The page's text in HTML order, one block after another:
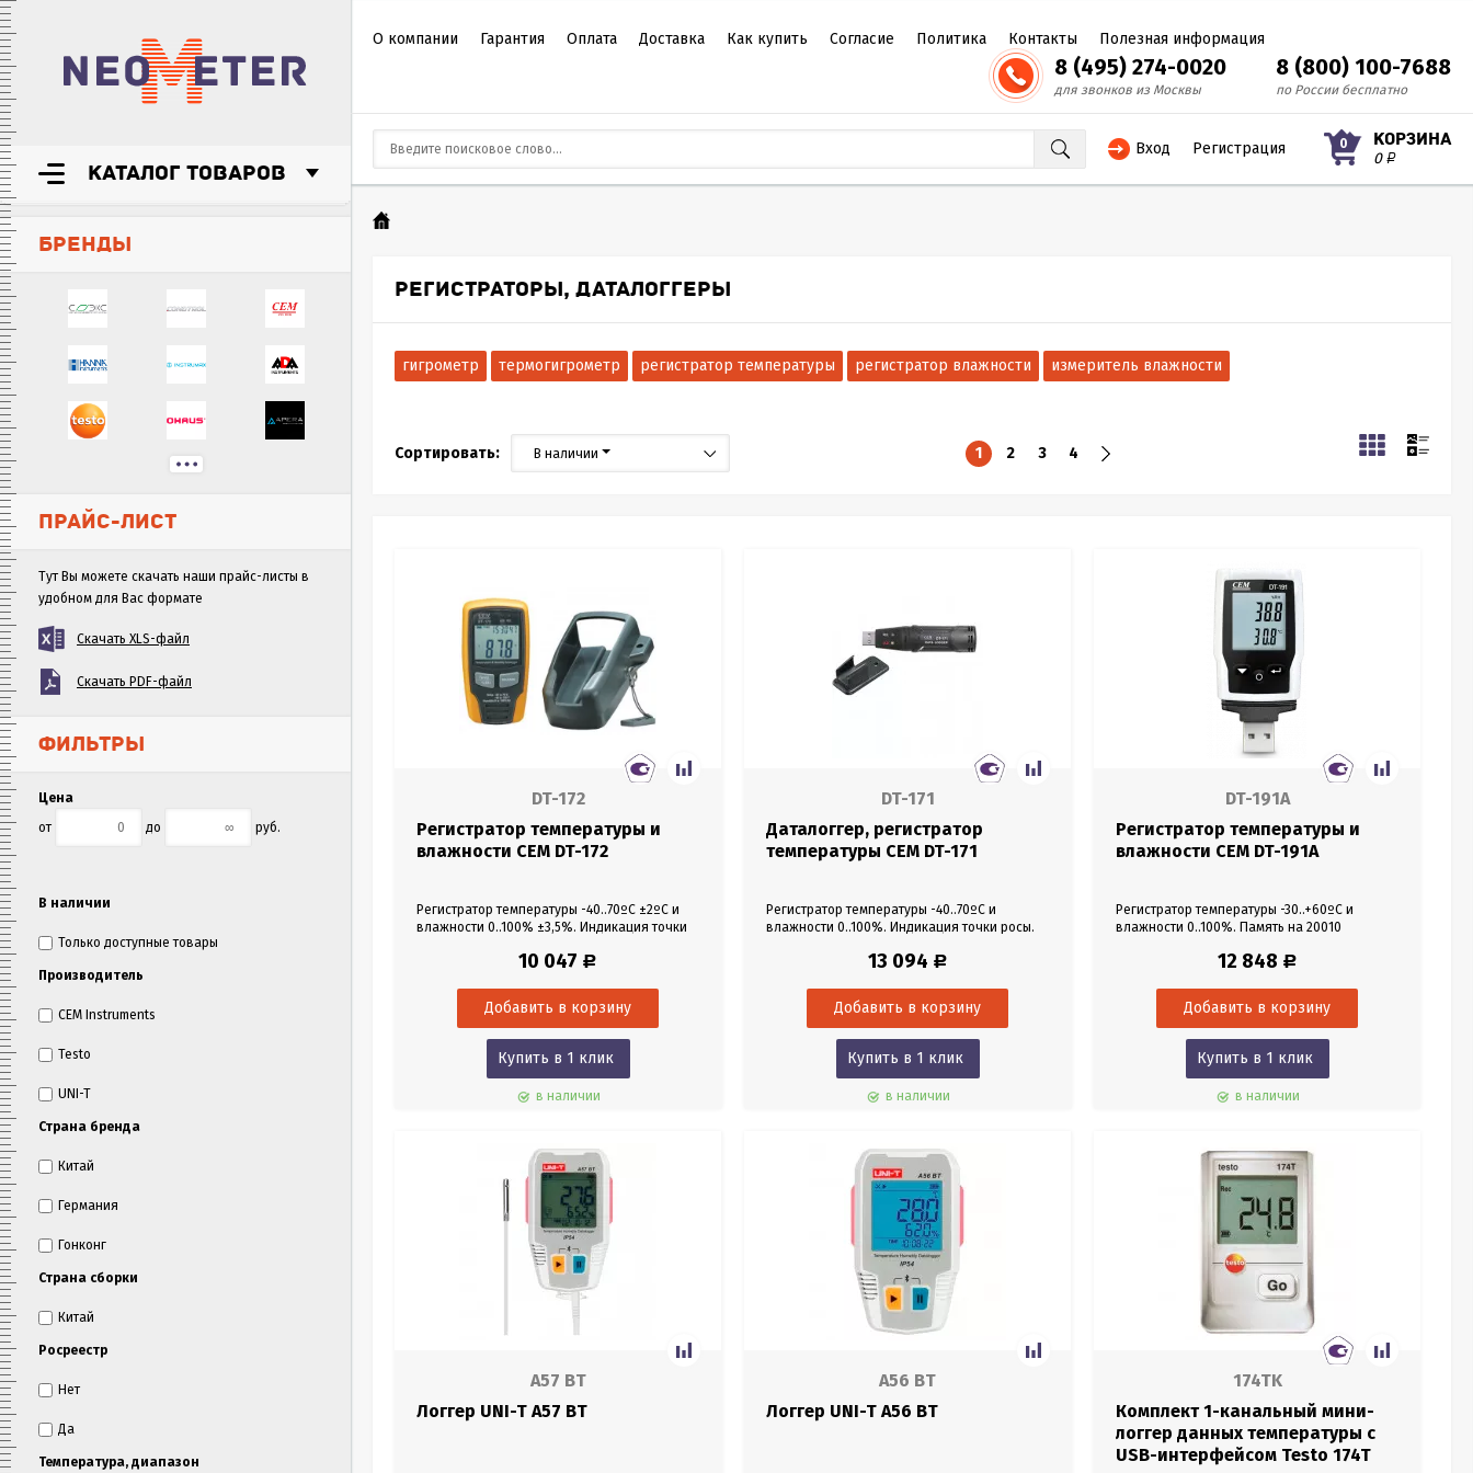
КАТАЛОГ ТОВАРОВ
БРЕНДЫ
ПРАЙС-ЛИСТ
Тут Вы можете скачать наши прайс-листы в
удобном для Вас формате
Скачать XLS-файл
Скачать PDF-файл
ФИЛЬТРЫ
Цена
от
до руб.
В наличии
Только доступные товары
Производитель
CEM Instruments
Testo
UNI-T
Страна бренда
Китай
Германия
Гонконг
Страна сборки
Китай
Росреестр
Нет
Да
Температура, диапазон
О компании Гарантия Оплата Доставка Как купить Согласие Политика Контакты Полезная информация
8 (495) 274-0020
для звонков из Москвы
8 (800) 100-7688
по России бесплатно
Вход Регистрация 0 КОРЗИНА
0 Р
РЕГИСТРАТОРЫ, ДАТАЛОГГЕРЫ
гигрометр термогигрометр регистратор температуры регистратор влажности измеритель влажности
Сортировать: В наличии 1 2 3 4
DT-172
Регистратор температуры и
влажности CEM DT-172
Регистратор температуры -40..70ºС ±2ºС и
влажности 0..100% ±3,5%. Индикация точки
сигналов тревоги. Интервал измерения от 1
10 047 Р
Купить в 1 клик
в наличии
DT-171
Даталоггер, регистратор
температуры CEM DT-171
Регистратор температуры -40..70ºС и
влажности 0..100%. Индикация точки росы.
сигналов тревоги. USB, ПО.
13 094 Р
Купить в 1 клик
в наличии
DT-191A
Регистратор температуры и
влажности CEM DT-191A
Регистратор температуры -30..+60ºС и
влажности 0..100%. Память на 20010
Настраиваемый интервал записи: 1мин –
12 848 Р
Купить в 1 клик
в наличии
A57 BT
Логгер UNI-T A57 BT
A56 BT
Логгер UNI-T A56 BT
174TK
Комплект 1-канальный мини-
логгер данных температуры с
USB-интерфейсом Testo 174T